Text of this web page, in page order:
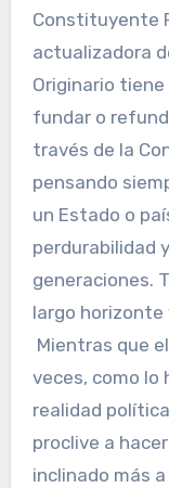
Constituyente
actualizadora
Originario
fundar o
través de la
pensando
un Estado o
perdurabilidad
generaciones.
largo horizonte
Mientras que
veces, como lo
realidad
proclive a
inclinado más